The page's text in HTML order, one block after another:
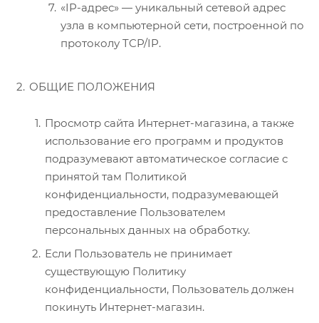
«IP-адрес» — уникальный сетевой адрес
узла в компьютерной сети, построенной по
протоколу TCP/IP.
ОБЩИЕ ПОЛОЖЕНИЯ
Просмотр сайта Интернет-магазина, а также
использование его программ и продуктов
подразумевают автоматическое согласие с
принятой там Политикой
конфиденциальности, подразумевающей
предоставление Пользователем
персональных данных на обработку.
Если Пользователь не принимает
существующую Политику
конфиденциальности, Пользователь должен
покинуть Интернет-магазин.